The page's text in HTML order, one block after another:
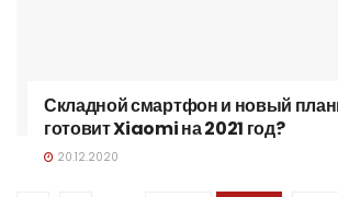
Складной смартфон и новый
готовит Xiaomi на 2021 год?
20.12.2020